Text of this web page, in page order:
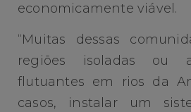
economicamente viável.
“Muitas dessas
regiões isoladas ou
flutuantes em rios da
casos, instalar um